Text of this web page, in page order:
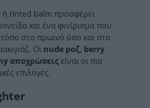
tinted balm προσφέρει
και ένα φινίρισμα που
τόσο στο πρωινό όσο και στο
Οι nude ροζ, berry
αποχρώσεις είναι οι πιο
επιλογές.